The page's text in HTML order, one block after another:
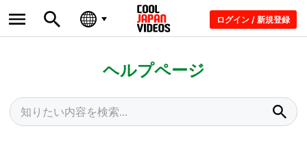
ログイン / 新規登録
ヘルプページ